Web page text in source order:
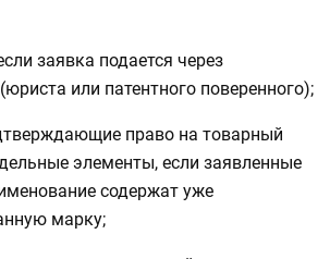
заявка подается через
или патентного поверенного);
право на товарный
элементы, если заявленные
содержат уже
марку;